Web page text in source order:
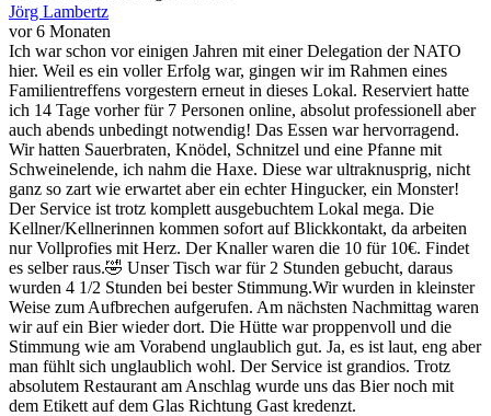
Jörg Lambertz
vor 6 Monaten
Ich war schon vor einigen Jahren mit einer Delegation der NATO
hier. Weil es ein voller Erfolg war, gingen wir im Rahmen eines
Familientreffens vorgestern erneut in dieses Lokal. Reserviert hatte
ich 14 Tage vorher für 7 Personen online, absolut professionell aber
auch abends unbedingt notwendig! Das Essen war hervorragend.
Wir hatten Sauerbraten, Knödel, Schnitzel und eine Pfanne mit
Schweinelende, ich nahm die Haxe. Diese war ultraknusprig, nicht
ganz so zart wie erwartet aber ein echter Hingucker, ein Monster!
Der Service ist trotz komplett ausgebuchtem Lokal mega. Die
Kellner/Kellnerinnen kommen sofort auf Blickkontakt, da arbeiten
nur Vollprofies mit Herz. Der Knaller waren die 10 für 10€. Findet
es selber raus.🤣 Unser Tisch war für 2 Stunden gebucht, daraus
wurden 4 1/2 Stunden bei bester Stimmung.Wir wurden in kleinster
Weise zum Aufbrechen aufgerufen. Am nächsten Nachmittag waren
wir auf ein Bier wieder dort. Die Hütte war proppenvoll und die
Stimmung wie am Vorabend unglaublich gut. Ja, es ist laut, eng aber
man fühlt sich unglaublich wohl. Der Service ist grandios. Trotz
absolutem Restaurant am Anschlag wurde uns das Bier noch mit
dem Etikett auf dem Glas Richtung Gast kredenzt.